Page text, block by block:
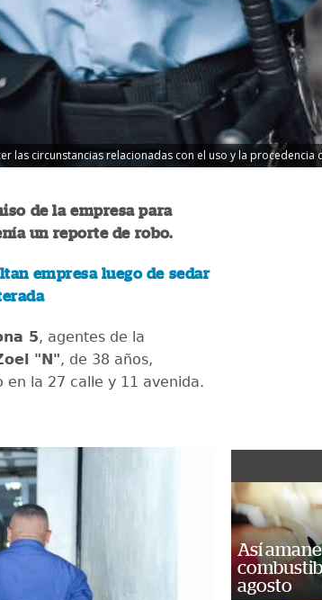
las circunstancias relacionadas con el uso y la procedencia
de la empresa para
un reporte de robo.
empresa luego de sedar
5, agentes de la
"N", de 38 años,
la 27 calle y 11 avenida.
Así
agosto